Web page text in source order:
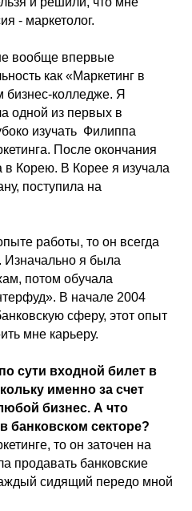
- маркетолог.
вообще впервые
как «Маркетинг в
бизнес-колледже. Я
одной из первых в
изучать Филиппа
После окончания
в Корею. В Корее я изучала
поступила на
работы, то он всегда
Изначально я была
потом обучала
В начале 2004
сферу, этот опыт
мне карьеру.
сути входной билет в
именно за счет
бизнес. А что
банковском секторе?
то он заточен на
продавать банковские
сидящий передо мной